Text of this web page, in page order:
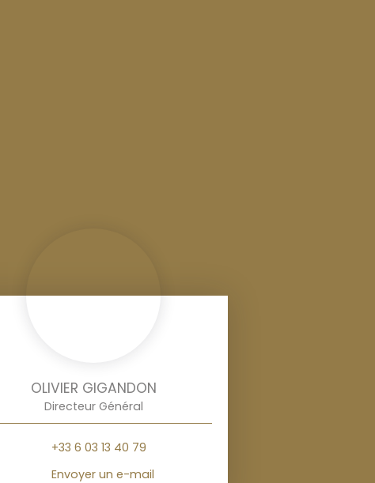
OLIVIER GIGANDON
Directeur Général
+33 6 03 13 40 79
Envoyer un e-mail